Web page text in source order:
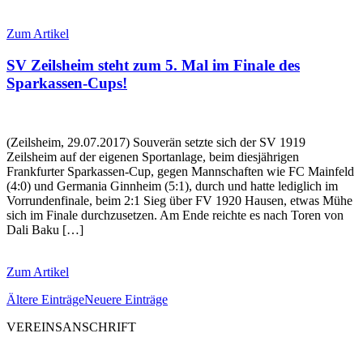
Zum Artikel
SV Zeilsheim steht zum 5. Mal im Finale des
Sparkassen-Cups!
(Zeilsheim, 29.07.2017) Souverän setzte sich der SV 1919
Zeilsheim auf der eigenen Sportanlage, beim diesjährigen
Frankfurter Sparkassen-Cup, gegen Mannschaften wie FC Mainfeld
(4:0) und Germania Ginnheim (5:1), durch und hatte lediglich im
Vorrundenfinale, beim 2:1 Sieg über FV 1920 Hausen, etwas Mühe
sich im Finale durchzusetzen. Am Ende reichte es nach Toren von
Dali Baku […]
Zum Artikel
Ältere EinträgeNeuere Einträge
VEREINSANSCHRIFT